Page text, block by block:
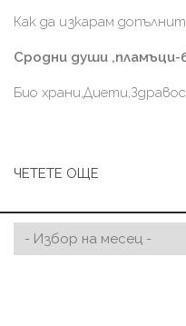
Как да изкарам
Сродни души ,пламъци-
Био
ЧЕТЕТЕ ОЩЕ